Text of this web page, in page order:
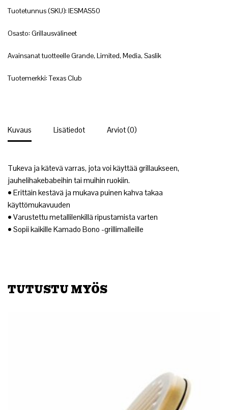
Tuotetunnus (SKU): IESMAS50
Osasto: Grillausvälineet
Avainsanat tuotteelleGrande, Limited, Media, Saslik
Tuotemerkki:Texas Club
Kuvaus Lisätiedot Arviot (0)
Tukeva ja kätevä varras, jota voi käyttää grillaukseen,
jauhelihakebabeihin tai muihin ruokiin.
• Erittäin kestävä ja mukava puinen kahva takaa
käyttömukavuuden
• Varustettu metallilenkillä ripustamista varten
• Sopii kaikille Kamado Bono -grillimalleille
TUTUSTU MYÖS